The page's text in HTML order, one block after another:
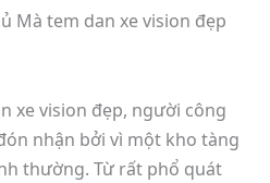
Mà tem dan xe vision đẹp
xe vision đẹp, người công
nhận bởi vì một kho tàng
thường. Từ rất phổ quát